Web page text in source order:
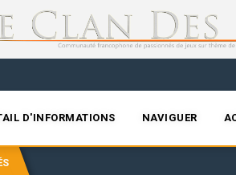
D'INFORMATIONS NAVIGUER